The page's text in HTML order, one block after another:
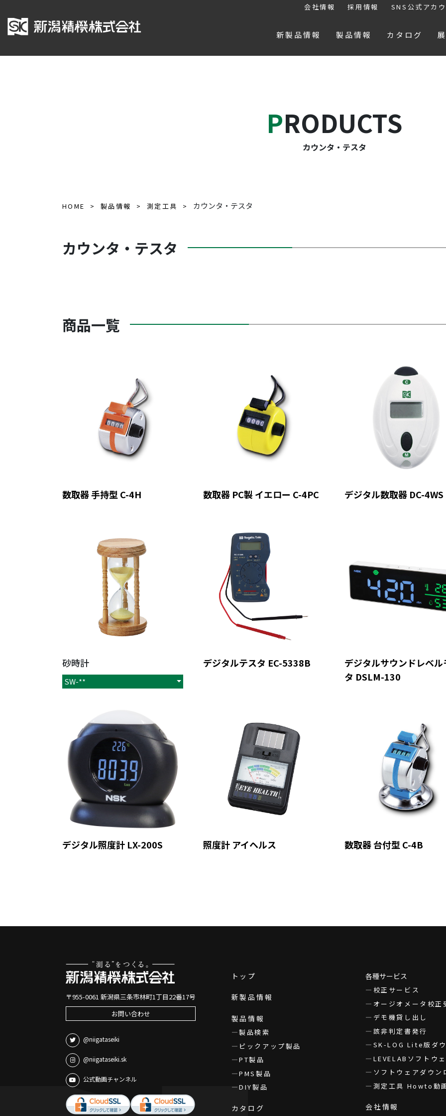
会社情報 採用情報 SNS公式アカ
新製品情報 製品情報 カタログ
PRODUCTS
カウンタ・テスタ
HOME 製品情報 測定工具 カウンタ・テスタ
カウンタ・テスタ
商品一覧
数取器 手持型 C-4H 数取器 PC製 イエロー C-4PC デジタル数取器 DC-4WS
砂時計
SW-**
デジタルテスタ EC-5338B
デジタルサウンドレベル
タ DSLM-130
デジタル照度計 LX-200S 照度計 アイヘルス 数取器 台付型 C-4B
〒955-0061 新潟県三条市林町1丁目22番17号
お問い合わせ
@niigataseiki
@niigataseiki.sk
公式動画チャンネル
トップ
新製品情報
製品情報
製品検索
ピックアップ製品
PT製品
PMS製品
DIY製品
カタログ
各種サービス
校正サービス
オージオメータ校正
デモ機貸し出し
該非判定書発行
SK-LOG Lite版ダ
LEVELABソフトウ
ソフトウェアダウン
測定工具 Howto動
会社情報